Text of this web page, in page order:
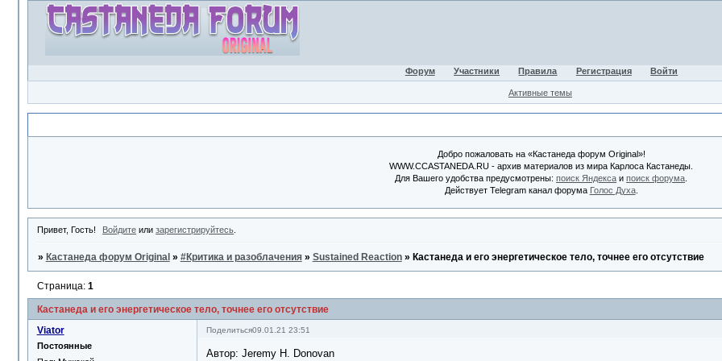
Форум Участники Правила Регистрация Войти
Активные темы
Добро пожаловать на «Кастанеда форум Original»!
WWW.CCASTANEDA.RU - архив материалов из мира Карлоса Кастанеды.
Для Вашего удобства предусмотрены:поиск Яндекса ипоиск форума
Действует Telegram канал форума Голос Духа.
Привет, Гость! Войдите илизарегистрируйтесь
» Кастанеда форум Original » #Критика и разоблачения » Sustained Reaction » Кастанеда и его энергетическое тело, точнее его отсутствие
Кастанеда и его энергетическое тело, точнее его отсутствие
Страница: 1
Поделиться09.01.21 23:51
Viator
Постоянные
Автор: Jeremy H. Donovan